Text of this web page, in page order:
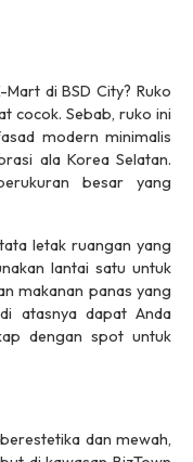
Mart di BSD City? Ruko
cocok. Sebab, ruko ini
modern minimalis
ala Korea Selatan.
besar yang
letak ruangan yang
lantai satu untuk
makanan panas yang
atasnya dapat Anda
dengan spot untuk
dan mewah,